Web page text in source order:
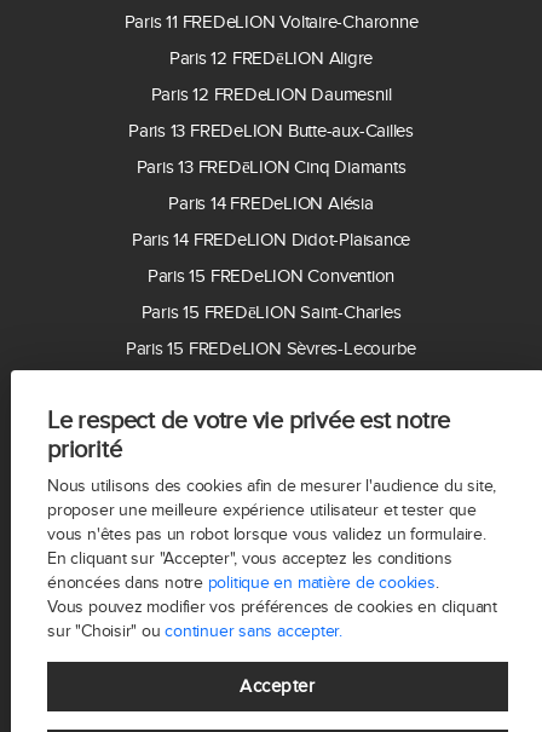
Le respect de votre vie privée est notre
priorité
Nous utilisons des cookies afin de mesurer l'audience du site,
proposer une meilleure expérience utilisateur et tester que
vous n'êtes pas un robot lorsque vous validez un formulaire.
En cliquant sur "Accepter", vous acceptez les conditions
énoncées dans notre politique en matière de cookies.
Vous pouvez modifier vos préférences de cookies en cliquant
sur "Choisir" oucontinuer sans accepter.
Accepter
Paris 11 FREDeLION Voltaire-Charonne
Paris 12 FREDēLION Aligre
Paris 12 FREDeLION Daumesnil
Paris 13 FREDeLION Butte-aux-Cailles
Paris 13 FREDēLION Cinq Diamants
Paris 14 FREDeLION Alésia
Paris 14 FREDeLION Didot-Plaisance
Paris 15 FREDeLION Convention
Paris 15 FREDēLION Saint-Charles
Paris 15 FREDeLION Sèvres-Lecourbe
Paris 17 FREDeLION Ternes
Paris 18 FREDeLION Montmartre
Paris 19 FREDēLION Buttes Chaumont
Paris 20 FREDeLION Gambetta
92100 FREDeLION Boulogne
92200 FREDeLION Neuilly-sur-Seine
92300 FREDeLION Levallois